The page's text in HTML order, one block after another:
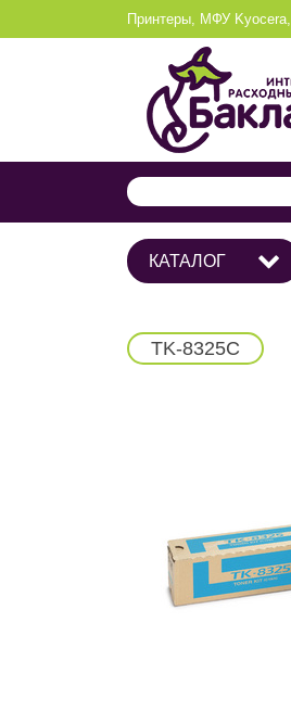
Принтеры, МФУ Kyocera,
КАТАЛОГ
TK-8325C